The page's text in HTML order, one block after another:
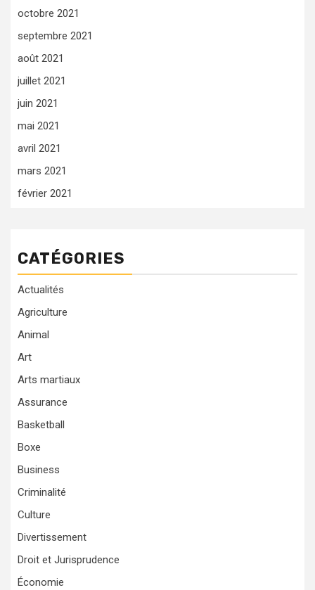
octobre 2021
septembre 2021
août 2021
juillet 2021
juin 2021
mai 2021
avril 2021
mars 2021
février 2021
CATÉGORIES
Actualités
Agriculture
Animal
Art
Arts martiaux
Assurance
Basketball
Boxe
Business
Criminalité
Culture
Divertissement
Droit et Jurisprudence
Économie